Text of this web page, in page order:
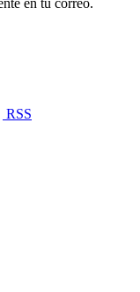
en tu correo.
RSS